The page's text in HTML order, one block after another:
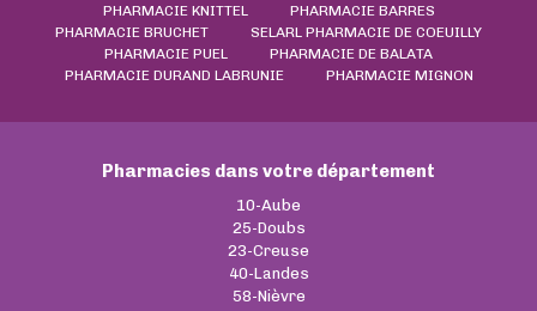
PHARMACIE KNITTEL
PHARMACIE BARRES
PHARMACIE BRUCHET
SELARL PHARMACIE DE COEUILLY
PHARMACIE PUEL
PHARMACIE DE BALATA
PHARMACIE DURAND LABRUNIE
PHARMACIE MIGNON
Pharmacies dans votre département
10-Aube
25-Doubs
23-Creuse
40-Landes
58-Nièvre